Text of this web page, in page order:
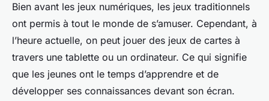
Bien avant les jeux numériques, les jeux traditionnels
ont permis à tout le monde de s’amuser. Cependant, à
l’heure actuelle, on peut jouer des jeux de cartes à
travers une tablette ou un ordinateur. Ce qui signifie
que les jeunes ont le temps d’apprendre et de
développer ses connaissances devant son écran.